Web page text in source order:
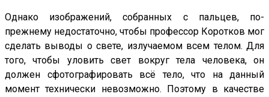
Однако изображений, собранных с пальцев, по-
прежнему недостаточно, чтобы профессор Коротков мог
сделать выводы о свете, излучаемом всем телом. Для
того, чтобы уловить свет вокруг тела человека, он
должен сфотографировать всё тело, что на данный
момент технически невозможно. Поэтому в качестве